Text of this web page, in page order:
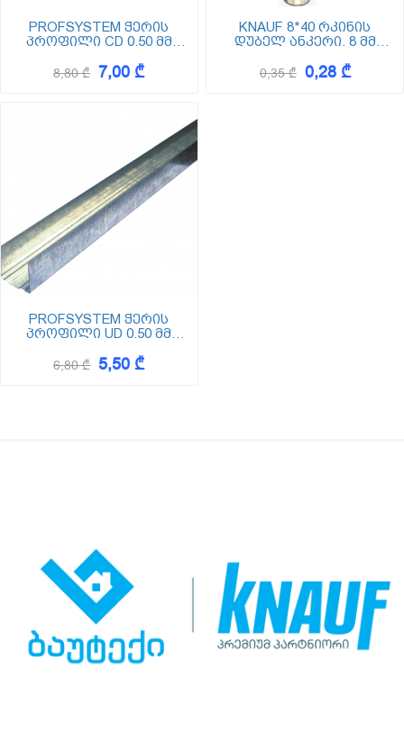
PROFSYSTEM ჭერის
პროფილი CD 0.50 მმ
8,80 ₾ 7,00 ₾
KNAUF 8*40 რკინის
დუბელ ანკერი. 8 მმ
0,35 ₾ 0,28 ₾
PROFSYSTEM ჭერის
პროფილი UD 0.50 მმ
6,80 ₾ 5,50 ₾